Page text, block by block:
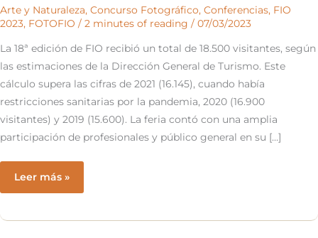
Arte y Naturaleza, Concurso Fotográfico, Conferencias, FIO
2023, FOTOFIO / 2 minutes of reading / 07/03/2023
La 18ª edición de FIO recibió un total de 18.500 visitantes, según
las estimaciones de la Dirección General de Turismo. Este
cálculo supera las cifras de 2021 (16.145), cuando había
restricciones sanitarias por la pandemia, 2020 (16.900
visitantes) y 2019 (15.600). La feria contó con una amplia
participación de profesionales y público general en su […]
18.500
visitantes
Leer más »